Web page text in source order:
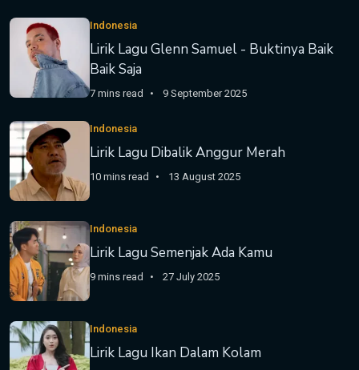
Indonesia
Lirik Lagu Glenn Samuel - Buktinya Baik
Baik Saja
7 mins read 9 September 2025
Indonesia
Lirik Lagu Dibalik Anggur Merah
10 mins read 13 August 2025
Indonesia
Lirik Lagu Semenjak Ada Kamu
9 mins read 27 July 2025
Indonesia
Lirik Lagu Ikan Dalam Kolam